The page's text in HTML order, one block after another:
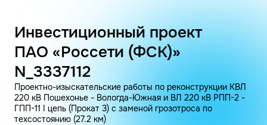
Инвестиционный проект
ПАО «Россети (ФСК)»
N_3337112
Проектно-изыскательские работы по реконструкции КВЛ
220 кВ Пошехонье - Вологда-Южная и ВЛ 220 кВ РПП-2 -
ГПП-11 I цепь (Прокат 3) с заменой грозотроса по
техсостоянию (27.2 км)